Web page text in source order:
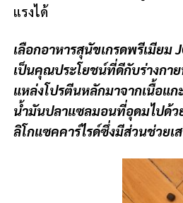
แรงได้
เลือกอาหารสุนัขเกรดพรีเมียม
เป็นคุณประโยชน์ที่ดีกับร่างกาย
แหล่งโปรตีนหลักมาจากเนื้อแ
น้ำมันปลาแซลมอนที่อุดมไปด้ว
ลิโกแซคคาร์ไรด์ซึ่งมีส่วนช่วย